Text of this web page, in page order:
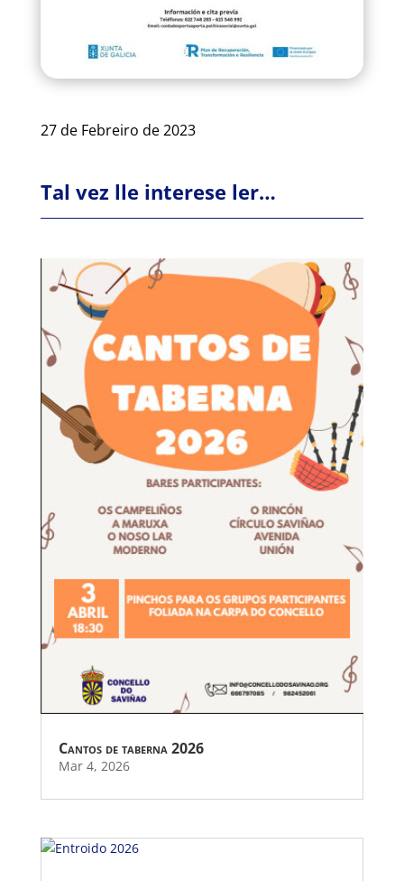
27 de Febreiro de 2023
Tal vez lle interese ler…
Cantos de taberna 2026
Mar 4, 2026